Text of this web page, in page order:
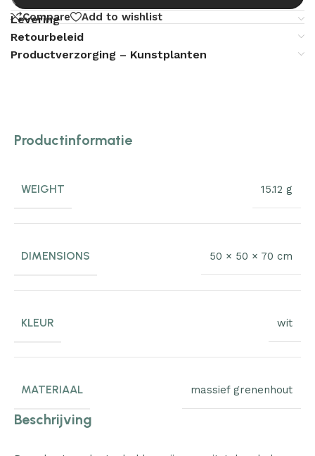
Compare Add to wishlist
Levering
Retourbeleid
Productverzorging – Kunstplanten
Productinformatie
WEIGHT 15.12 g
DIMENSIONS 50 × 50 × 70 cm
KLEUR wit
MATERIAAL massief grenenhout
Beschrijving